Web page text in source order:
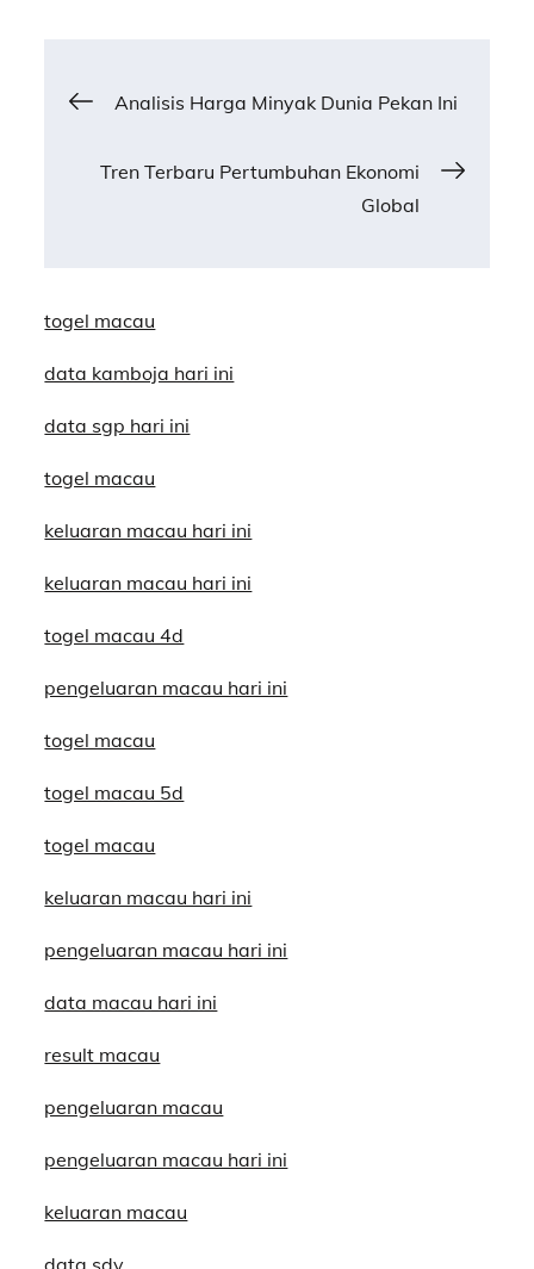
Post
navigation
Analisis Harga Minyak Dunia Pekan Ini
Tren Terbaru Pertumbuhan Ekonomi
Global
togel macau
data kamboja hari ini
data sgp hari ini
togel macau
keluaran macau hari ini
keluaran macau hari ini
togel macau 4d
pengeluaran macau hari ini
togel macau
togel macau 5d
togel macau
keluaran macau hari ini
pengeluaran macau hari ini
data macau hari ini
result macau
pengeluaran macau
pengeluaran macau hari ini
keluaran macau